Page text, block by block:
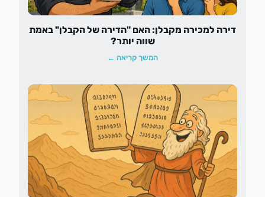
דירה למכירה מקבלן: האם "הדירה של הקבלן" באמת
שווה יותר?
המשך קריאה ←